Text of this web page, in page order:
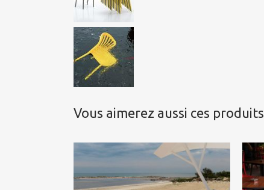
Vous aimerez aussi ces produits